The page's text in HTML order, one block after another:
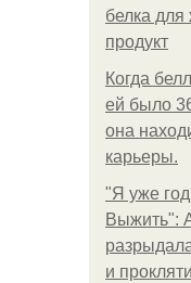
белка
продукт
Когда
ей было
она
карьеры.
"Я уже
Выжить":
и